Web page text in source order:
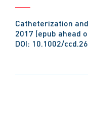
Catheterization
2017 (epub ahead
DOI: 10.1002/